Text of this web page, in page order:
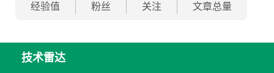
经验值 粉丝 关注 文章总量
技术雷达